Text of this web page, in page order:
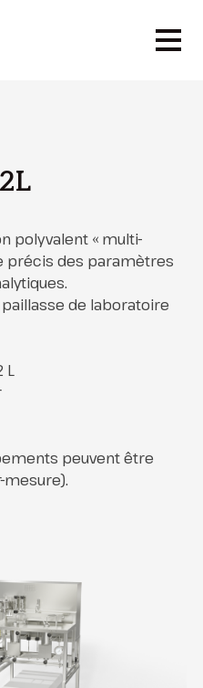
polyvalent « multi-
précis des paramètres
de laboratoire
L
peuvent être
mesure).